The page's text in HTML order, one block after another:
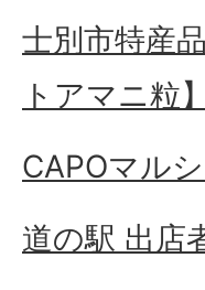
士別市特産
トアマニ粒】
CAPOマル
道の駅 出店